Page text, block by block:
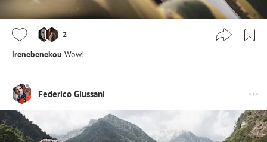
2
irenebenekou Wow!
Federico Giussani